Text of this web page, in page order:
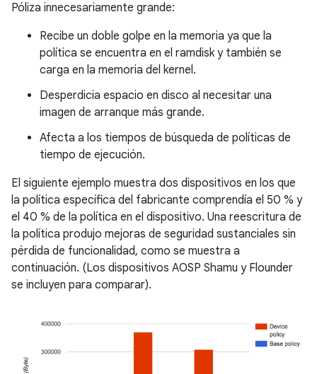
Póliza innecesariamente grande:
Recibe un doble golpe en la memoria ya que la
política se encuentra en el ramdisk y también se
carga en la memoria del kernel.
Desperdicia espacio en disco al necesitar una
imagen de arranque más grande.
Afecta a los tiempos de búsqueda de políticas de
tiempo de ejecución.
El siguiente ejemplo muestra dos dispositivos en los que
la política específica del fabricante comprendía el 50 % y
el 40 % de la política en el dispositivo. Una reescritura de
la política produjo mejoras de seguridad sustanciales sin
pérdida de funcionalidad, como se muestra a
continuación. (Los dispositivos AOSP Shamu y Flounder
se incluyen para comparar).